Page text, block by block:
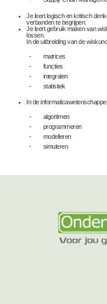
Je leert logisch en kritisch
verbanden te begrijpen.
Je leert gebruik maken van
lossen.
In de uitbreiding van de
- matrices
- functies
- integralen
- statistiek
In de
- algoritmen
- programmeren
- modelleren
- simuleren